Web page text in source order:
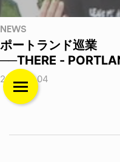
NEWS
ポートランド巡業
──THERE -
2026.08.04